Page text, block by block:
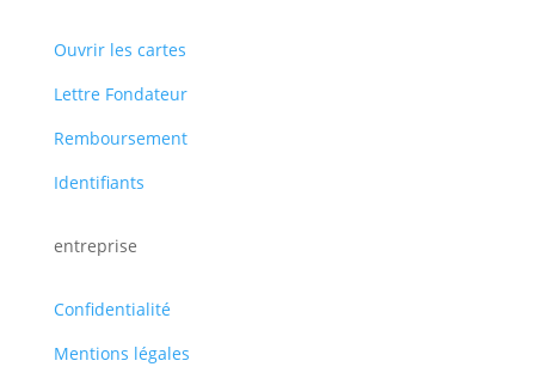
Ouvrir les cartes
Lettre Fondateur
Remboursement
Identifiants
entreprise
Confidentialité
Mentions légales